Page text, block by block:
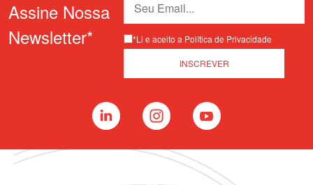
Assine Nossa
Newsletter*
*Li e aceito a Política de Privacidade